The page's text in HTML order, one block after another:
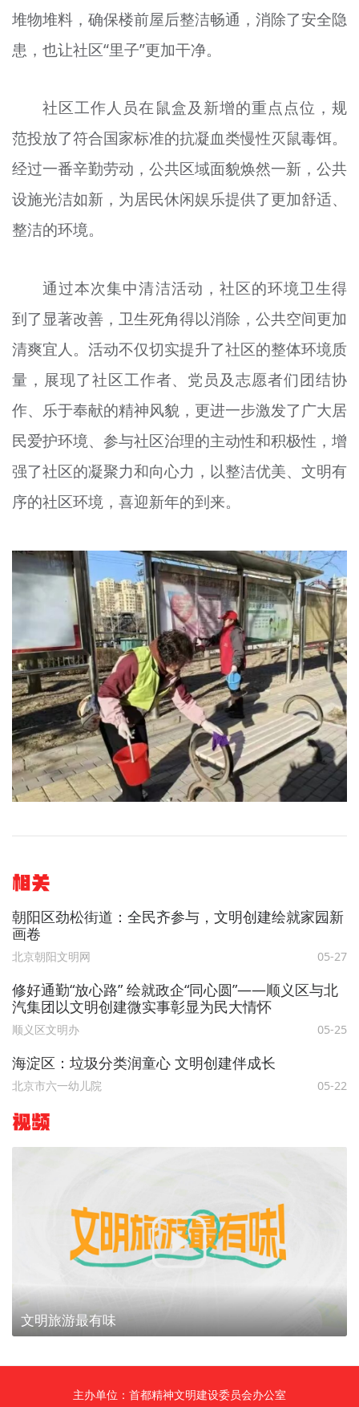
堆物堆料，确保楼前屋后整洁畅通，消除了安全隐
患，也让社区“里子”更加干净。
社区工作人员在鼠盒及新增的重点点位，规
范投放了符合国家标准的抗凝血类慢性灭鼠毒饵。
经过一番辛勤劳动，公共区域面貌焕然一新，公共
设施光洁如新，为居民休闲娱乐提供了更加舒适、
整洁的环境。
通过本次集中清洁活动，社区的环境卫生得
到了显著改善，卫生死角得以消除，公共空间更加
清爽宜人。活动不仅切实提升了社区的整体环境质
量，展现了社区工作者、党员及志愿者们团结协
作、乐于奉献的精神风貌，更进一步激发了广大居
民爱护环境、参与社区治理的主动性和积极性，增
强了社区的凝聚力和向心力，以整洁优美、文明有
序的社区环境，喜迎新年的到来。
相关
朝阳区劲松街道：全民齐参与，文明创建绘就家园新
画卷
北京朝阳文明网 05-27
修好通勤“放心路” 绘就政企“同心圆”——顺义区与北
汽集团以文明创建微实事彰显为民大情怀
顺义区文明办 05-25
海淀区：垃圾分类润童心 文明创建伴成长
北京市六一幼儿院 05-22
视频
文明旅游最有味
主办单位：首都精神文明建设委员会办公室